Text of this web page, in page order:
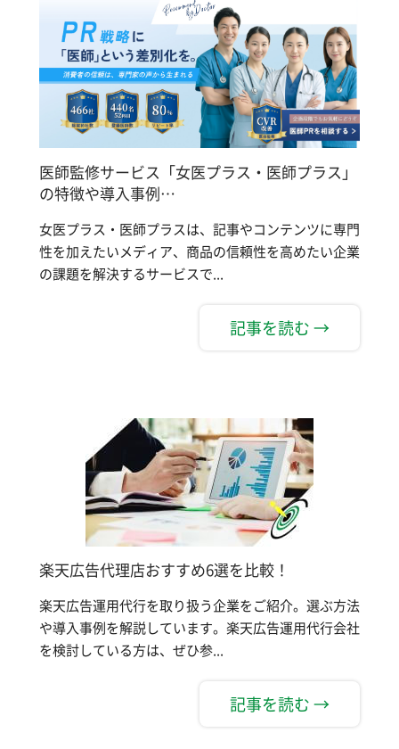
医師監修サービス「女医プラス・医師プラス」
の特徴や導入事例…
女医プラス・医師プラスは、記事やコンテンツに専門
性を加えたいメディア、商品の信頼性を高めたい企業
の課題を解決するサービスで...
記事を読む →
楽天広告代理店おすすめ6選を比較！
楽天広告運用代行を取り扱う企業をご紹介。選ぶ方法
や導入事例を解説しています。楽天広告運用代行会社
を検討している方は、ぜひ参...
記事を読む →